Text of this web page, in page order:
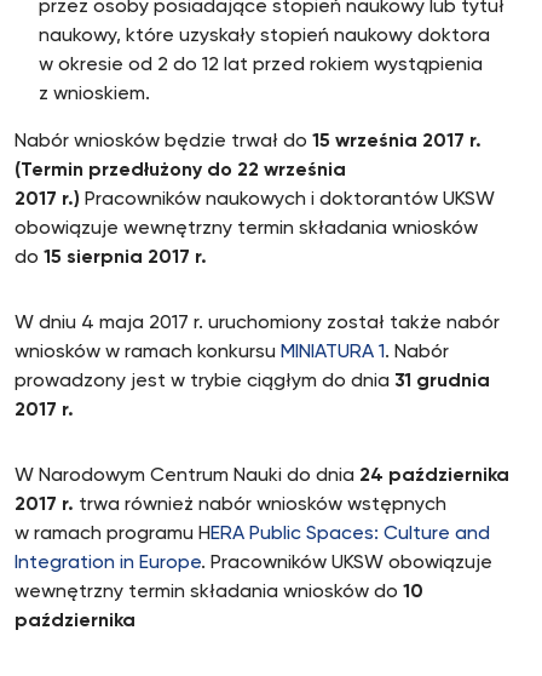
przez osoby posiadające stopień naukowy lub tytuł
naukowy, które uzyskały stopień naukowy doktora
w okresie od 2 do 12 lat przed rokiem wystąpienia
z wnioskiem.
Nabór wniosków będzie trwał do 15 września 2017 r.
(Termin przedłużony do 22 września
2017 r.) Pracowników naukowych i doktorantów UKSW
obowiązuje wewnętrzny termin składania wniosków
do 15 sierpnia 2017 r.
W dniu 4 maja 2017 r. uruchomiony został także nabór
wniosków w ramach konkursu MINIATURA 1. Nabór
prowadzony jest w trybie ciągłym do dnia 31 grudnia
2017 r.
W Narodowym Centrum Nauki do dnia 24 października
2017 r. trwa również nabór wniosków wstępnych
w ramach programu HERA Public Spaces: Culture and
Integration in Europe. Pracowników UKSW obowiązuje
wewnętrzny termin składania wniosków do 10
października